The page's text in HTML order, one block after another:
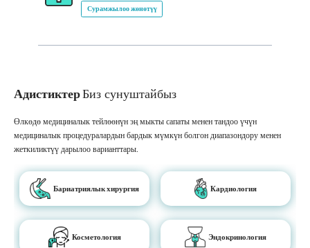
Сурамжылоо жөнөтүү
АдистиктерБиз сунуштайбыз
Өлкөдө медициналык тейлөөнүн эң мыкты сапаты менен тандоо үчүн
медициналык процедуралардын бардык мүмкүн болгон диапазондору менен
жеткиликтүү дарылоо варианттары.
Бариатриялык хирургия Кардиология
Косметология Эндокринология